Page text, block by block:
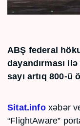
ABŞ federal
dayandırması
sayı artıq 800-ü
Sitat.info xəbər
“FlightAware”